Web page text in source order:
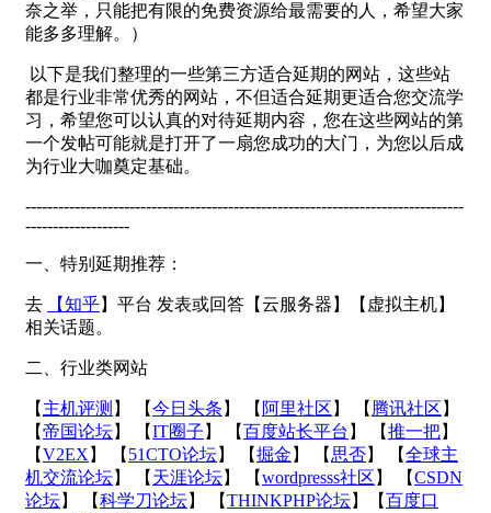
奈之举，只能把有限的免费资源给最需要的人，希望大家
能多多理解。）
​ 以下是我们整理的一些第三方适合延期的网站，这些站
都是行业非常优秀的网站，不但适合延期更适合您交流学
习，希望您可以认真的对待延期内容，您在这些网站的第
一个发帖可能就是打开了一扇您成功的大门，为您以后成
为行业大咖奠定基础。
--------------------------------------------------------------------------------
-------------------
一、特别延期推荐：
去 【知乎】平台 发表或回答【云服务器】【虚拟主机】
相关话题。
二、行业类网站
【 主机评测 】 【今日头条 】 【 阿里社区 】 【 腾讯社区 】
【帝国论坛】 【IT圈子 】 【 百度站长平台 】 【推一把】
【V2EX】 【 51CTO论坛】 【掘金 】 【思否】 【全球主
机交流论坛】 【 天涯论坛】 【wordpresss社区 】 【CSDN
论坛】 【科学刀论坛】 【THINKPHP论坛】【 百度口